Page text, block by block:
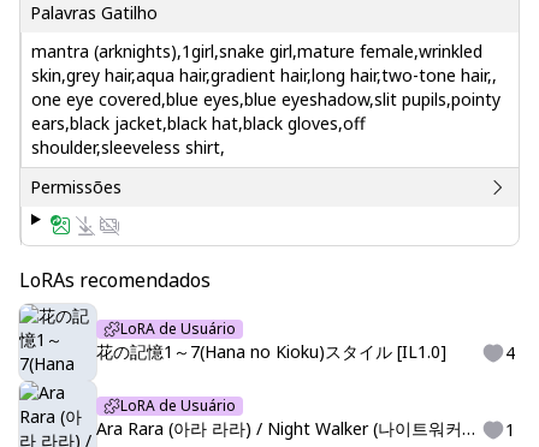
Palavras Gatilho
mantra (arknights),1girl,snake girl,mature female,wrinkled
skin,grey hair,aqua hair,gradient hair,long hair,two-tone hair,,
one eye covered,blue eyes,blue eyeshadow,slit pupils,pointy
ears,black jacket,black hat,black gloves,off
shoulder,sleeveless shirt,
Permissões
LoRAs recomendados
LoRA de Usuário
花の記憶1～7(Hana no Kioku)スタイル [IL1.0] 4
LoRA de Usuário
Ara Rara (아라 라라) / Night Walker (나이트워커) / illustrious 1